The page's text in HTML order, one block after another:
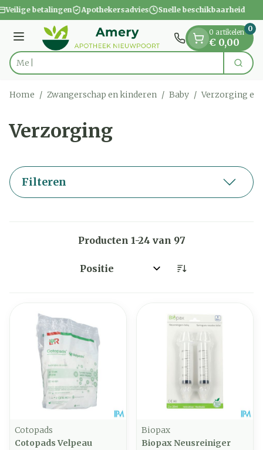
Ga naar de inhoud
1 van 1
Veilige betalingen Apothekersadvies Snelle beschikbaarheid
Menu
Product, merk, categorie...
Vi Zoek
0 artikelen
€ 0,00
0
Home / Zwangerschap en kinderen / Baby / Verzorging en
Verzorging
Filteren
Producten 1-24 van 97
Sorteer op:
Cotopads
Cotopads Velpeau
Biopax
Biopax Neusreiniger